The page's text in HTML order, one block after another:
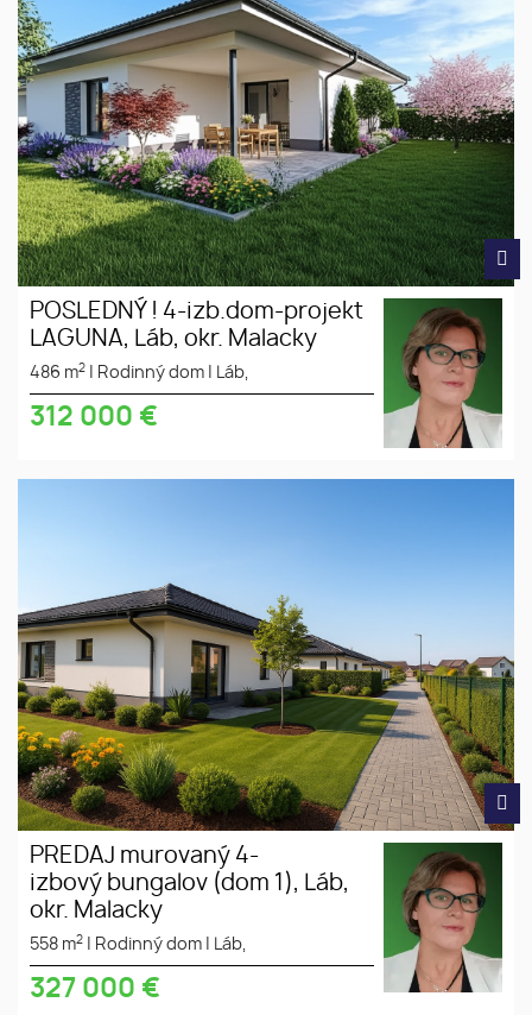
obci Láb, okres Malacky, ( pred
zvýšením cien! )
slnečný
pozemok
súkromná
ulica
POSLEDNÝ ! 4-izb.dom-projekt
LAGUNA, Láb, okr. Malacky
486 m2 Rodinný dom Láb,
312 000 €
ulica
PREDAJ murovaný 4-
izbový bungalov (dom 1), Láb,
okr. Malacky
558 m2 Rodinný dom Láb,
327 000 €